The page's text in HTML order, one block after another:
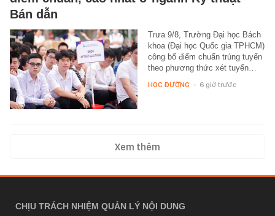
Bán dẫn
Trưa 9/8, Trường Đại học Bách
khoa (Đại học Quốc gia TPHCM)
công bố điểm chuẩn trúng tuyển
theo phương thức xét tuyển…
HỌC ĐƯỜNG - 6 giờ trước
Xem thêm
CHỊU TRÁCH NHIỆM QUẢN LÝ NỘI DUNG